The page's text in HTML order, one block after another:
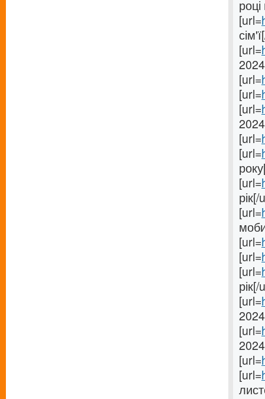
[url=
[url=
[url=
[url=
[url=
[url=
[url=
[url=
рік[/
[url=
[url=
[url=
[url=
рік[/
[url=
[url=
[url=
[url=